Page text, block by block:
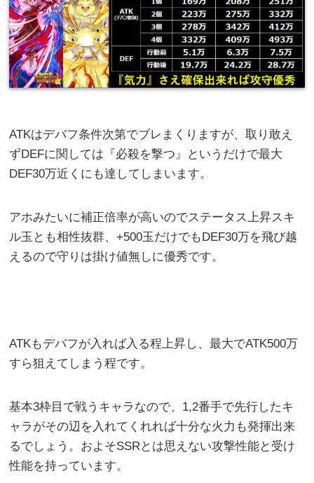
ATKはデバフ条件次第でブレまくりますが、取り敢え
ずDEFに関しては『必殺を撃つ』というだけで最大
DEF30万近くにも達してしまいます。
アホみたいに補正倍率が高いのでステータス上昇スキ
ル玉とも相性抜群、+500玉だけでもDEF30万を飛び越
えるので守りは掛け値無しに優秀です。
ATKもデバフが入れば入る程上昇し、最大でATK500万
すら狙えてしまう程です。
基本3枠目で戦うキャラなので、1,2番手で先行したキ
ャラがその辺を入れてくれれば十分な火力も発揮出来
るでしょう。およそSSRとは思えない攻撃性能と受け
性能を持っています。